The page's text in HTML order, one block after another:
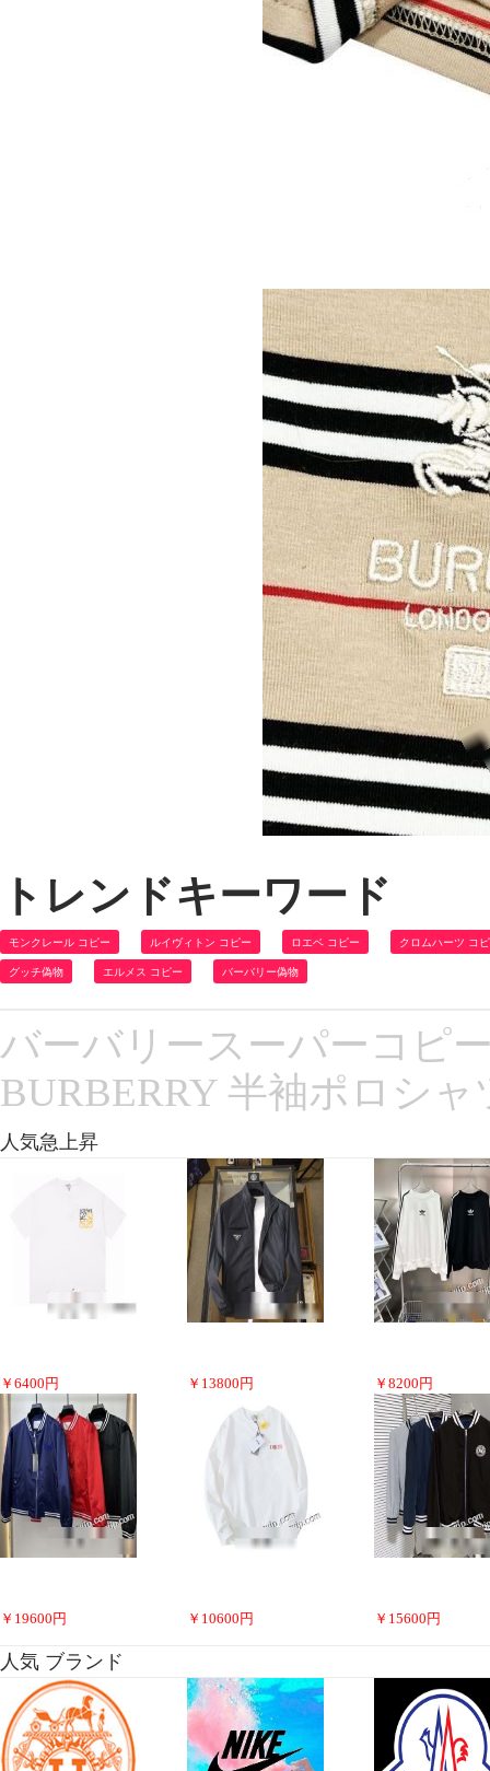
トレンドキーワード
モンクレール コピー ルイヴィトン コピー ロエベ コピー クロムハーツ コ
グッチ偽物 エルメス コピー バーバリー偽物
バーバリースーパーコピ
BURBERRY 半袖ポロシ
人気急上昇
￥ 6400 円 ￥ 13800 円 ￥ 8200 円
￥ 19600 円 ￥ 10600 円 ￥ 15600 円
人気 ブランド